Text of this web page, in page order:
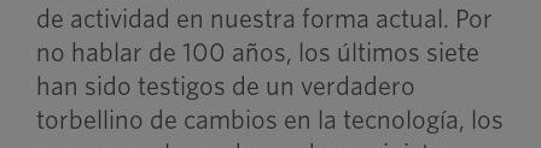
de actividad en nuestra forma actual. Por
no hablar de 100 años, los últimos siete
han sido testigos de un verdadero
torbellino de cambios en la tecnología, los